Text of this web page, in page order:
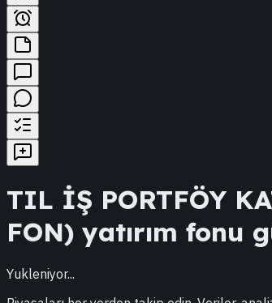
TIL İŞ PORTFÖY
FON) yatırım fonu
Yukleniyor...